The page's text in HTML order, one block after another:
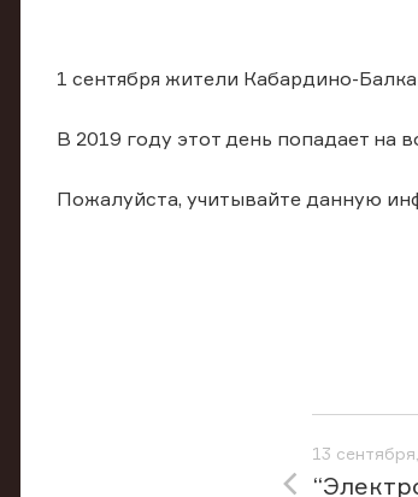
1 сентября жители Кабардино-
В 2019 году этот день попадает на
Пожалуйста, учитывайте данную
13